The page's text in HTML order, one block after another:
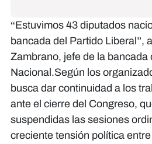
“Estuvimos 43 diputados
bancada del Partido Liberal”,
Zambrano, jefe de la bancada
Nacional.Según los
busca dar continuidad a los
ante el cierre del Congreso,
suspendidas las sesiones
creciente tensión política